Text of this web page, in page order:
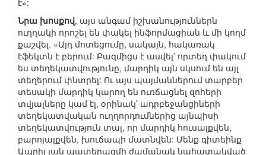
է»:
Նրա խոսքով, այս անգամ իշխանություններն
ուղղակի որոշել են փակել ինֆորմացիան և մի կողմ
քաշվել. «Այդ մոտեցումը, սակայն, հակառակ
էֆեկտն է բերում: Բազմիցս է ասվել՝ որտեղ փակում
ես տեղեկատվությունը, մարդիկ այն սկսում են այլ
տեղերում փնտրել: Ու այս պայմաններում տարբեր
տեսակի մարդիկ կարող են ուռճացնել զոհերի
տվյալները կամ էլ, օրինակ՝ ադրբեջանցիների
տեղեկատվական ուղղորդումներից այնպիսի
տեղեկատվություն տալ, որ մարդիկ հուսալքվեն,
բարոյալքվեն, խուճապի մատնվեն: Մենք գիտեինք
Ապրիլ յան պատերազմի ժամանակ նահատակված